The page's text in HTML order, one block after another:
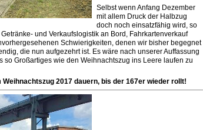
Selbst wenn Anfang Dezember
mit allem Druck der Halbzug
doch noch einsatzfähig wird, so
und Ver­kaufs­lo­gistik an Bord, Fahrkartenverkauf
Schwierigkeiten, denen wir bisher begegnet
die nun aufgezehrt ist. Es wäre nach unserer Auffassung
Großartiges wie den Weihnachtszug ins Leere laufen zu
2017 dauern, bis der 167er wieder rollt!